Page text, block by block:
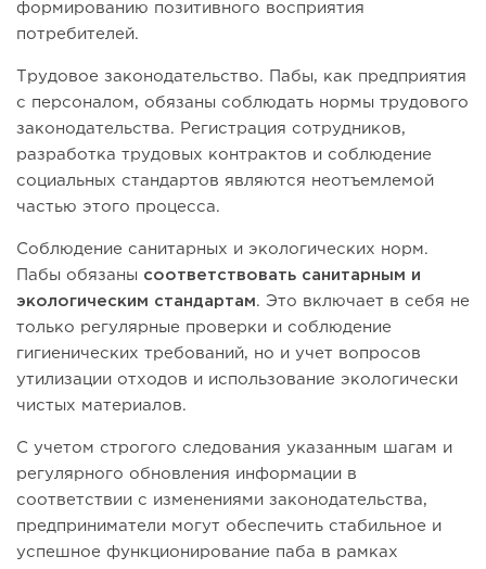
формированию позитивного восприятия
потребителей.
Трудовое законодательство. Пабы, как предприятия
с персоналом, обязаны соблюдать нормы трудового
законодательства. Регистрация сотрудников,
разработка трудовых контрактов и соблюдение
социальных стандартов являются неотъемлемой
частью этого процесса.
Соблюдение санитарных и экологических норм.
Пабы обязаны соответствовать санитарным и
экологическим стандартам. Это включает в себя не
только регулярные проверки и соблюдение
гигиенических требований, но и учет вопросов
утилизации отходов и использование экологически
чистых материалов.
С учетом строгого следования указанным шагам и
регулярного обновления информации в
соответствии с изменениями законодательства,
предприниматели могут обеспечить стабильное и
успешное функционирование паба в рамках